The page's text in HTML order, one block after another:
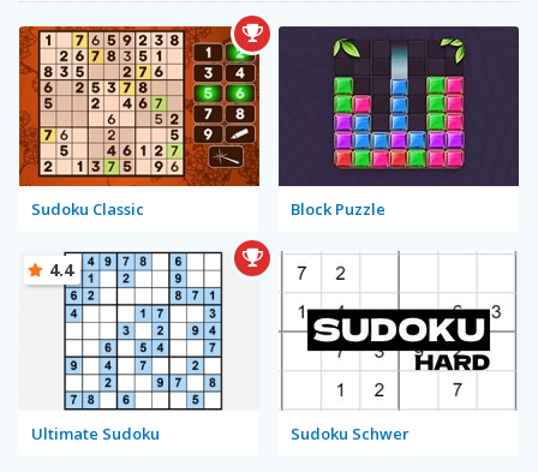
Sudoku Classic Block Puzzle
Ultimate Sudoku
4.4
Sudoku Schwer